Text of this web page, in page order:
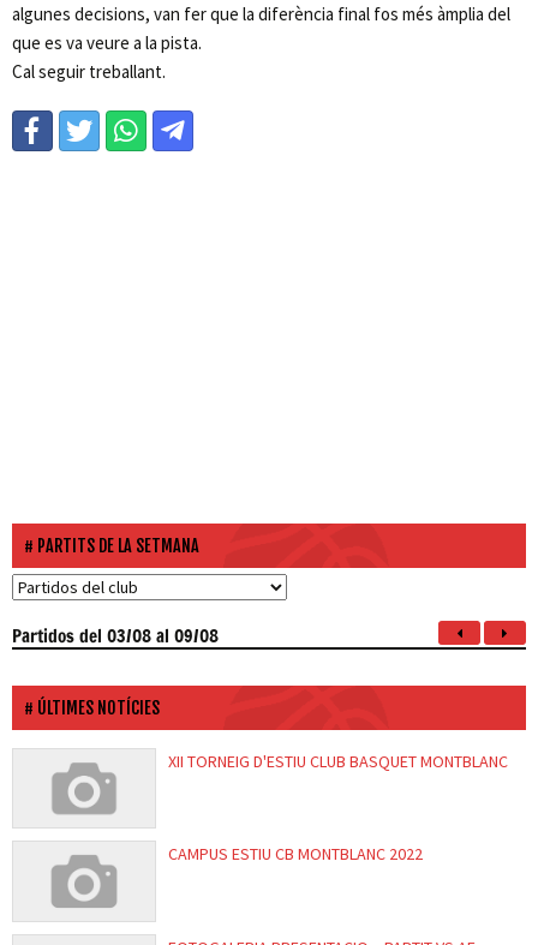
algunes decisions, van fer que la diferència final fos més àmplia del
que es va veure a la pista.
Cal seguir treballant.
PARTITS DE LA SETMANA
Partidosdel 03/08 al 09/08
ÚLTIMES NOTÍCIES
XII TORNEIG D'ESTIU CLUB BASQUET MONTBLANC
CAMPUS ESTIU CB MONTBLANC 2022